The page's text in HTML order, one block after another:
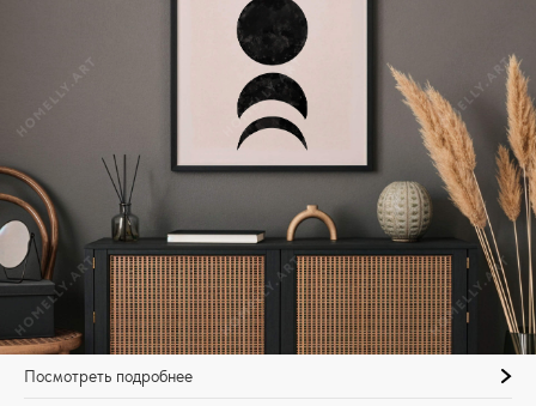
Посмотреть подробнее